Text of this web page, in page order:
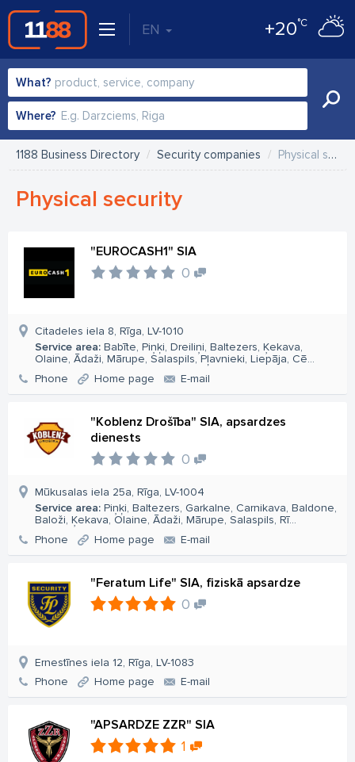
EN +20°C
What?
Where?
1188 Business Directory Security companies Physical security
Physical security
"EUROCASH1" SIA
0
Citadeles iela 8, Rīga, LV-1010
Service area: Babīte, Piņķi, Dreiliņi, Baltezers, Ķekava,
Olaine, Ādaži, Mārupe, Salaspils, Pļavnieki, Liepāja, Cē...
Phone
Home page E-mail
"Koblenz Drošība" SIA, apsardzes
dienests
0
Mūkusalas iela 25a, Rīga, LV-1004
Service area: Piņķi, Baltezers, Garkalne, Carnikava, Baldone,
Baloži, Ķekava, Olaine, Ādaži, Mārupe, Salaspils, Rī...
Phone
Home page E-mail
"Feratum Life" SIA, fiziskā apsardze
0
Ernestīnes iela 12, Rīga, LV-1083
Phone
Home page E-mail
"APSARDZE ZZR" SIA
1